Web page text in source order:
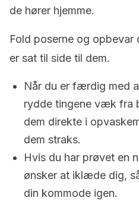
de hører hjemme.
Fold poserne og opbevar
er sat til side til dem.
Når du er færdig med
rydde tingene væk fra
dem direkte i
dem straks.
Hvis du har prøvet en
ønsker at iklæde dig,
din kommode igen.